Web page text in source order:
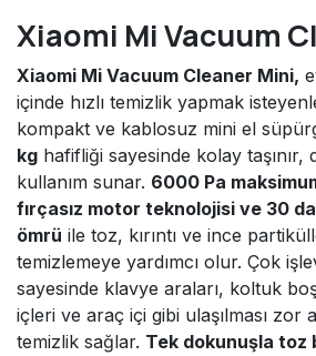
Xiaomi Mi Vacuum
Xiaomi Mi Vacuum Cleaner Mini,
içinde hızlı temizlik yapmak
kompakt ve kablosuz mini el
kg hafifliği sayesinde kolay
kullanım sunar. 6000 Pa
fırçasız motor teknolojisi ve 30
ömrü ile toz, kırıntı ve ince
temizlemeye yardımcı olur. Çok
sayesinde klavye araları, koltuk
içleri ve araç içi gibi ulaşılması zor
temizlik sağlar. Tek dokunuşla toz